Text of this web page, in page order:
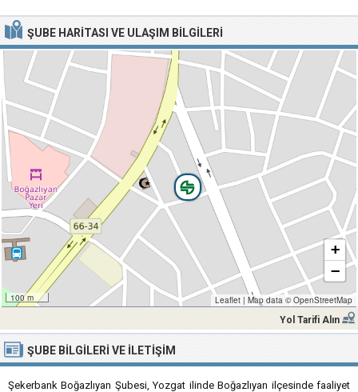
ŞUBE HARITASI VE ULAŞIM BILGILERI
100 m
+
−
Leaflet | Map data ©OpenStreetMap
Yol Tarifi Alın
ŞUBE BILGILERI VE İLETIŞIM
Şekerbank Boğazlıyan Şubesi, Yozgat ilinde Boğazlıyan ilçesinde faaliyet